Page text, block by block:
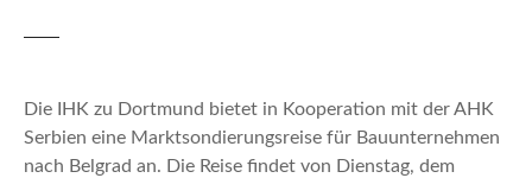
Die IHK zu Dortmund bietet in Kooperation mit der AHK
Serbien eine Marktsondierungsreise für Bauunternehmen
nach Belgrad an. Die Reise findet von Dienstag, dem